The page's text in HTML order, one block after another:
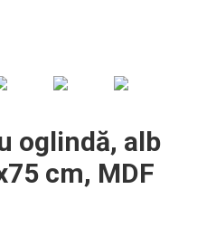
oglindă, alb
cm, MDF